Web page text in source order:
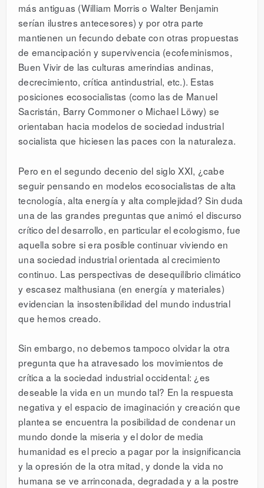
más antiguas (William Morris o Walter Benjamin
serían ilustres antecesores) y por otra parte
mantienen un fecundo debate con otras propuestas
de emancipación y supervivencia (ecofeminismos,
Buen Vivir de las culturas amerindias andinas,
decrecimiento, crítica antindustrial, etc.). Estas
posiciones ecosocialistas (como las de Manuel
Sacristán, Barry Commoner o Michael Löwy) se
orientaban hacia modelos de sociedad industrial
socialista que hiciesen las paces con la naturaleza.
Pero en el segundo decenio del siglo XXI, ¿cabe
seguir pensando en modelos ecosocialistas de alta
tecnología, alta energía y alta complejidad? Sin duda
una de las grandes preguntas que animó el discurso
crítico del desarrollo, en particular el ecologismo, fue
aquella sobre si era posible continuar viviendo en
una sociedad industrial orientada al crecimiento
continuo. Las perspectivas de desequilibrio climático
y escasez malthusiana (en energía y materiales)
evidencian la insostenibilidad del mundo industrial
que hemos creado.
Sin embargo, no debemos tampoco olvidar la otra
pregunta que ha atravesado los movimientos de
crítica a la sociedad industrial occidental: ¿es
deseable la vida en un mundo tal? En la respuesta
negativa y el espacio de imaginación y creación que
plantea se encuentra la posibilidad de condenar un
mundo donde la miseria y el dolor de media
humanidad es el precio a pagar por la insignificancia
y la opresión de la otra mitad, y donde la vida no
humana se ve arrinconada, degradada y a la postre